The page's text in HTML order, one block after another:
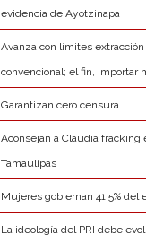
evidencia de Ayotzinapa
Avanza con límites extracción
convencional; el fin, importar
Garantizan cero censura
Aconsejan a Claudia fracking
Tamaulipas
Mujeres gobiernan 41.5% del
La ideología del PRI debe